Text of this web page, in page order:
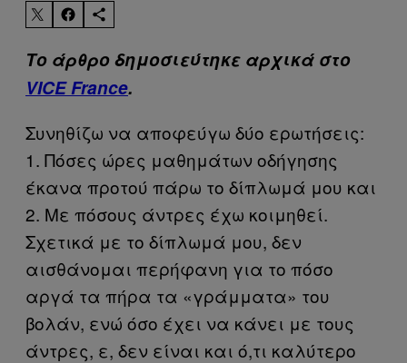
Το άρθρο δημοσιεύτηκε αρχικά στο
VICE France.
Συνηθίζω να αποφεύγω δύο ερωτήσεις:
1. Πόσες ώρες μαθημάτων οδήγησης
έκανα προτού πάρω το δίπλωμά μου και
2. Με πόσους άντρες έχω κοιμηθεί.
Σχετικά με το δίπλωμά μου, δεν
αισθάνομαι περήφανη για το πόσο
αργά τα πήρα τα «γράμματα» του
βολάν, ενώ όσο έχει να κάνει με τους
άντρες, ε, δεν είναι και ό,τι καλύτερο